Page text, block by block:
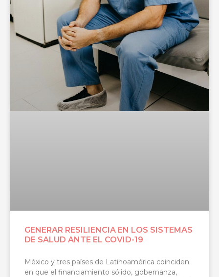
GENERAR RESILIENCIA EN LOS SISTEMAS
DE SALUD ANTE EL COVID-19
México y tres países de Latinoamérica coinciden
en que el financiamiento sólido, gobernanza,